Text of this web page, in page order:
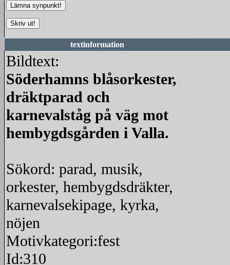
textinformation
Bildtext:
Söderhamns blåsorkester,
dräktparad och
karnevalståg på väg mot
hembygdsgården i Valla.
Sökord: parad, musik,
orkester, hembygdsdräkter,
karnevalsekipage, kyrka,
nöjen
Motivkategori:fest
Id:310